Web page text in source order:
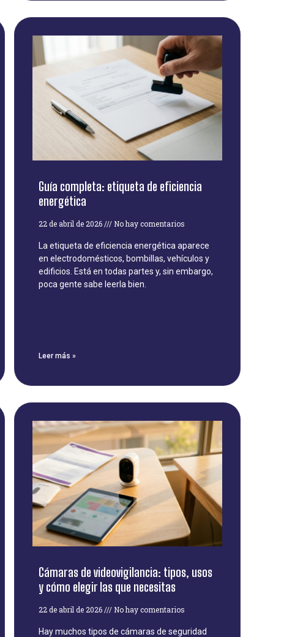
Guía completa: etiqueta de eficiencia
energética
22 de abril de 2026 No hay comentarios
La etiqueta de eficiencia energética aparece
en electrodomésticos, bombillas, vehículos y
edificios. Está en todas partes y, sin embargo,
poca gente sabe leerla bien.
Leer más »
Cámaras de videovigilancia: tipos, usos
y cómo elegir las que necesitas
22 de abril de 2026 No hay comentarios
Hay muchos tipos de cámaras de seguridad